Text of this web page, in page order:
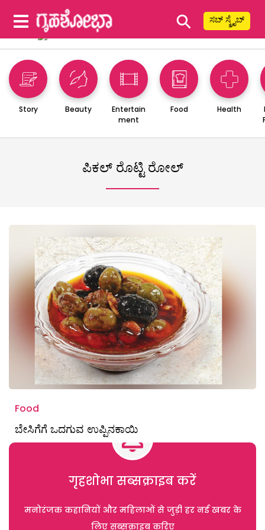
⚲ ಸಬ್ ಸ್ಕ್ರೈಬ್
Story Beauty
Entertain
ment
Food Health
ಪಿಕಲ್ ರೊಟ್ಟಿ ರೋಲ್
Food
ಬೇಸಿಗೆಗೆ ಒದಗುವ ಉಪ್ಪಿನಕಾಯಿ
गृहशोभा सब्सक्राइब करें
मनोरंजक कहानियों और महिलाओं से जुड़ी हर नई खबर के
लिए सब्सक्राइब करिए